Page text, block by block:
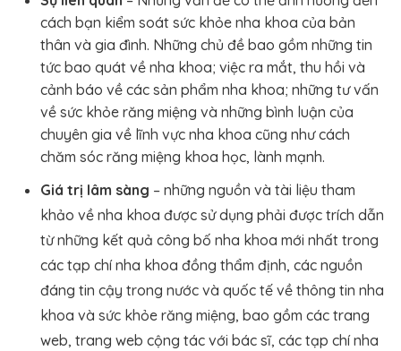
cách bạn kiểm soát sức khỏe nha khoa của bản
thân và gia đình. Những chủ đề bao gồm những tin
tức bao quát về nha khoa; việc ra mắt, thu hồi và
cảnh báo về các sản phẩm nha khoa; những tư vấn
về sức khỏe răng miệng và những bình luận của
chuyên gia về lĩnh vực nha khoa cũng như cách
chăm sóc răng miệng khoa học, lành mạnh.
Giá trị lâm sàng – những nguồn và tài liệu tham
khảo về nha khoa được sử dụng phải được trích dẫn
từ những kết quả công bố nha khoa mới nhất trong
các tạp chí nha khoa đồng thẩm định, các nguồn
đáng tin cậy trong nước và quốc tế về thông tin nha
khoa và sức khỏe răng miệng, bao gồm các trang
web, trang web cộng tác với bác sĩ, các tạp chí nha